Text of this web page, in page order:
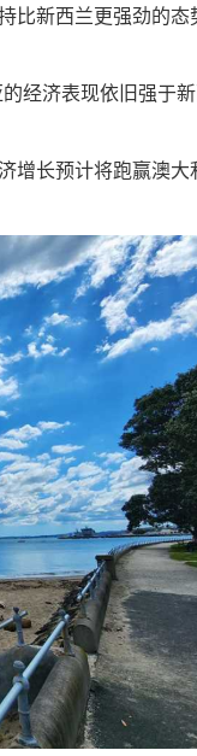
比新西兰更强劲的态
经济表现依旧强于
增长预计将跑赢澳大